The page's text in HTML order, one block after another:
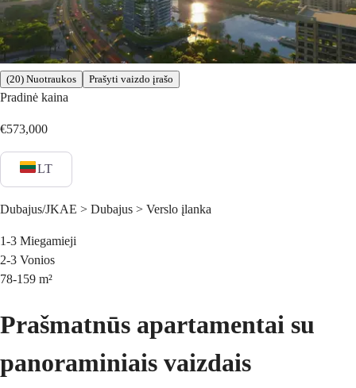
(20) Nuotraukos Prašyti vaizdo įrašo
Pradinė kaina
€573,000
LT
Dubajus/JKAE > Dubajus > Verslo įlanka
1-3 Miegamieji
2-3 Vonios
78-159 m²
Prašmatnūs apartamentai su
panoraminiais vaizdais